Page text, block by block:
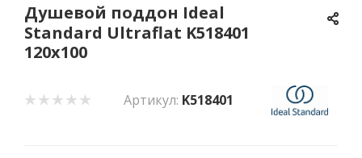
Душевой поддон Ideal
Standard Ultraflat K518401
120x100
Артикул: K518401